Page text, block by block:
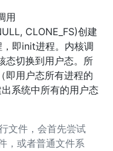
用
CLONE_FS)创建
即init进程。内核调
态切换到用户态。所
即用户态所有进程的
系统中所有的用户态
文件，会首先尝试
，或者普通文件系